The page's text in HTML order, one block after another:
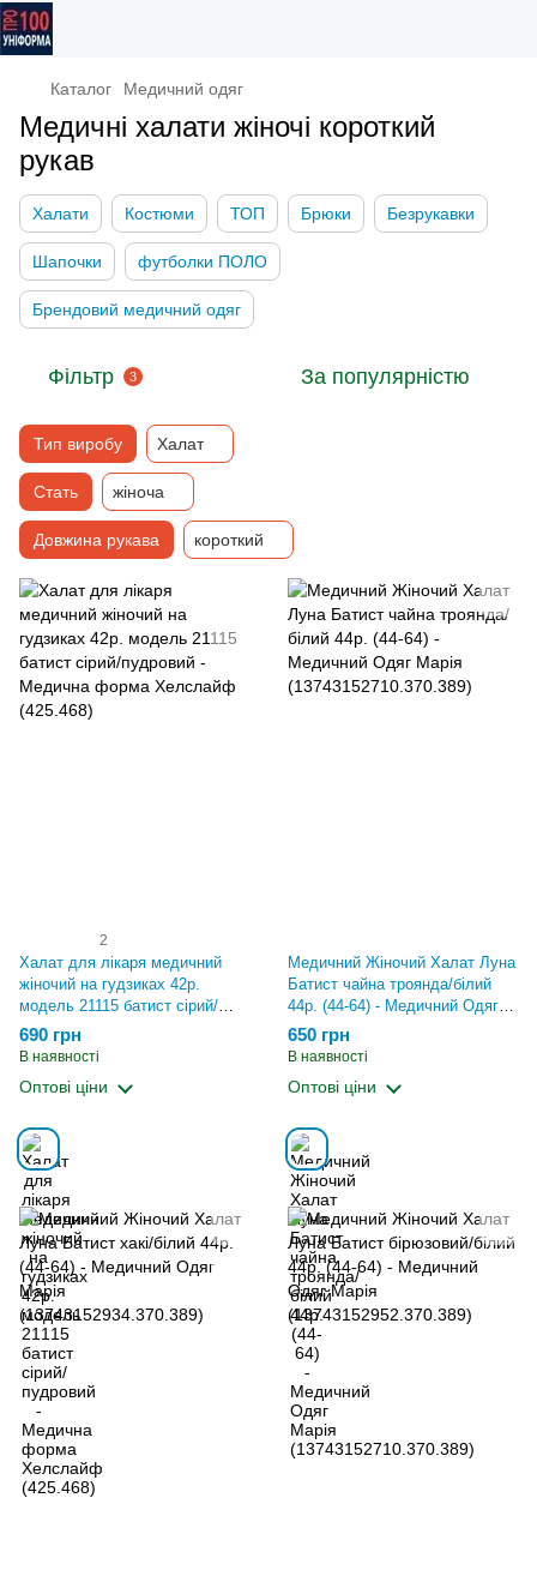
Каталог Медичний одяг
Медичні халати жіночі короткий
рукав
Халати Костюми ТОП Брюки Безрукавки
Шапочки футболки ПОЛО
Брендовий медичний одяг
Фільтр 3 За популярністю
Тип виробу Халат
Стать жіноча
Довжина рукава короткий
2
Халат для лікаря медичний
жіночий на гудзиках 42р.
модель 21115 батист сірий/
пудровий - Медична форма
Хелслайф (425.468)
690 грн
В наявності
Оптові ціни
Медичний Жіночий Халат Луна
Батист чайна троянда/білий
44р. (44-64) - Медичний Одяг
Марія (13743152710.370.389)
650 грн
В наявності
Оптові ціни